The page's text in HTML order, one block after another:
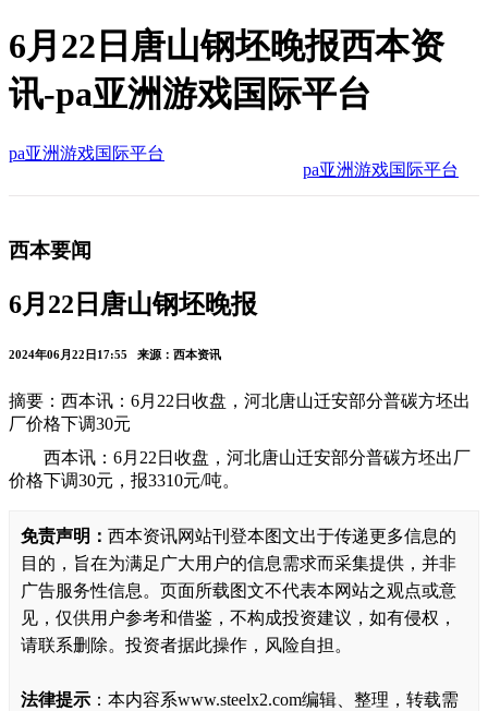
6月22日唐山钢坯晚报西本资
讯-pa亚洲游戏国际平台
pa亚洲游戏国际平台
pa亚洲游戏国际平台
西本要闻
6月22日唐山钢坯晚报
2024年06月22日17:55 来源：西本资讯
摘要：西本讯：6月22日收盘，河北唐山迁安部分普碳方坯出
厂价格下调30元
西本讯：6月22日收盘，河北唐山迁安部分普碳方坯出厂
价格下调30元，报3310元/吨。
免责声明： 西本资讯网站刊登本图文出于传递更多信息的
目的，旨在为满足广大用户的信息需求而采集提供，并非
广告服务性信息。页面所载图文不代表本网站之观点或意
见，仅供用户参考和借鉴，不构成投资建议，如有侵权，
请联系删除。投资者据此操作，风险自担。
法律提示 ：本内容系www.steelx2.com编辑、整理，转载需